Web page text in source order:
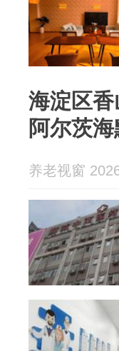
海淀区
阿尔茨
养老视窗